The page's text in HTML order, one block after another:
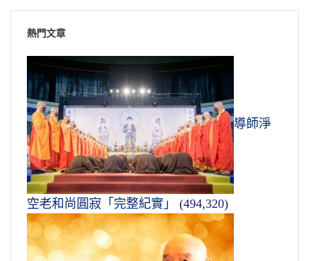
熱門文章
導師淨
空老和尚圓寂「完整紀實」 (494,320)